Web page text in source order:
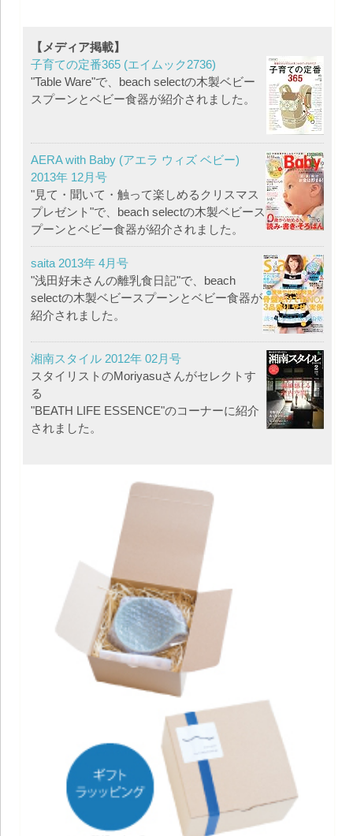
【メディア掲載】
子育ての定番365 (エイムック2736)
"Table Ware"で、beach selectの木製ベビー
スプーンとベビー食器が紹介されました。
AERA with Baby (アエラ ウィズ ベビー)
2013年 12月号
"見て・聞いて・触って楽しめるクリスマス
プレゼント"で、beach selectの木製ベビース
プーンとベビー食器が紹介されました。
saita 2013年 4月号
"浅田好未さんの離乳食日記"で、beach
selectの木製ベビースプーンとベビー食器が
紹介されました。
湘南スタイル 2012年 02月号
スタイリストのMoriyasuさんがセレクトす
る
"BEATH LIFE ESSENCE"のコーナーに紹介
されました。